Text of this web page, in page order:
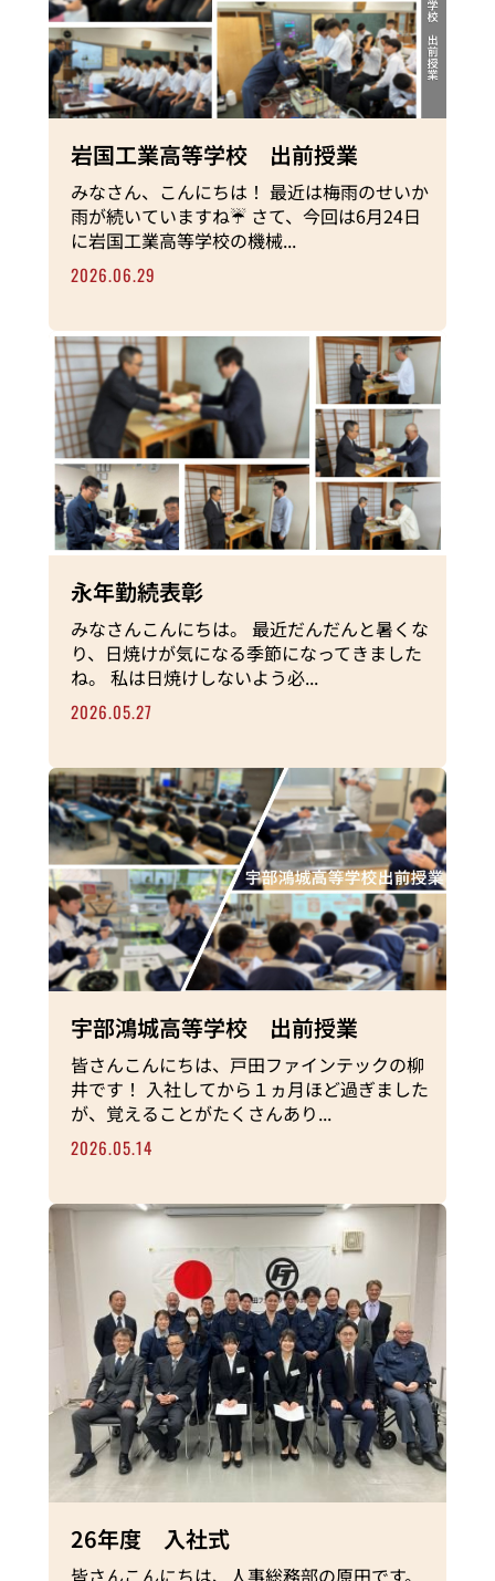
岩国工業高等学校 出前授業
みなさん、こんにちは！ 最近は梅雨のせいか
雨が続いていますね☔ さて、今回は6月24日
に岩国工業高等学校の機械...
2026.06.29
永年勤続表彰
みなさんこんにちは。 最近だんだんと暑くな
り、日焼けが気になる季節になってきました
ね。 私は日焼けしないよう必...
2026.05.27
宇部鴻城高等学校 出前授業
皆さんこんにちは、戸田ファインテックの柳
井です！ 入社してから１ヵ月ほど過ぎました
が、覚えることがたくさんあり...
2026.05.14
26年度 入社式
皆さんこんにちは、人事総務部の原田です。